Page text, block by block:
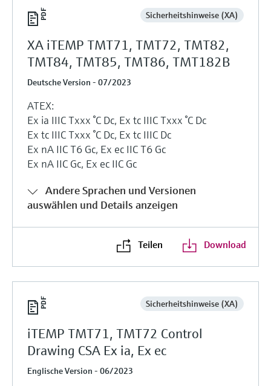
Sicherheitshinweise (XA)
XA iTEMP TMT71, TMT72, TMT82,
TMT84, TMT85, TMT86, TMT182B
Deutsche Version - 07/2023
ATEX:
Ex ia IIIC Txxx °C Dc, Ex tc IIIC Txxx °C Dc
Ex tc IIIC Txxx °C Dc, Ex tc IIIC Dc
Ex nA IIC T6 Gc, Ex ec IIC T6 Gc
Ex nA IIC Gc, Ex ec IIC Gc
Andere Sprachen und Versionen
auswählen und Details anzeigen
Teilen Download
Sicherheitshinweise (XA)
iTEMP TMT71, TMT72 Control
Drawing CSA Ex ia, Ex ec
Englische Version - 06/2023